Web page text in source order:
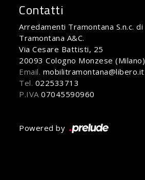
Contatti
Arredamenti Tramontana S.n.c. di
Tramontana A&C.
Via Cesare Battisti, 25
20093 Cologno Monzese (Milano)
Email. mobilitramontana@libero.it
Tel. 022533713
P.IVA 07045590960
Powered by